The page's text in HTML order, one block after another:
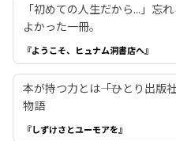
「初めての人生だから...」忘
よかった一冊。
『ようこそ、ヒュナム洞書店へ』
本が持つ力とは――「ひとり出
物語
『しずけさとユーモアを』